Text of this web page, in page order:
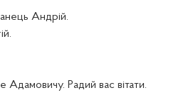
Андрій.
Адамовичу. Радий вас вітати.